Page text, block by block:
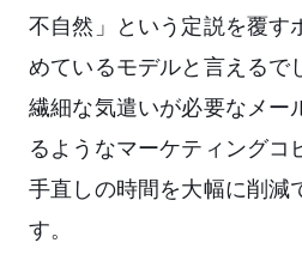
不自然」という定説を覆す
めているモデルと言えるで
繊細な気遣いが必要なメー
るようなマーケティングコ
手直しの時間を大幅に削減
す。